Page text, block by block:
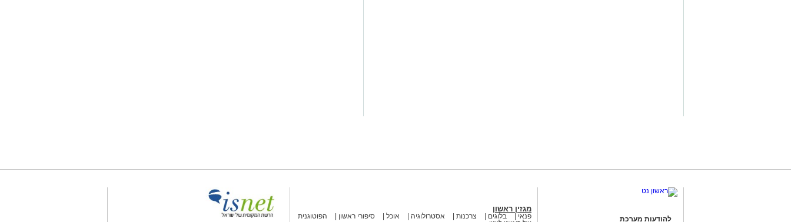
להודעות מערכת
מגזין ראשון
פנאי בלוגים צרכנות אסטרולוגיה אוכל סיפורי ראשון
הפוטוגנית